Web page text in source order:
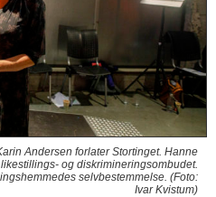
Andersen forlater Stortinget. Hanne
og diskrimineringsombudet.
selvbestemmelse. (Foto:
Ivar Kvistum)